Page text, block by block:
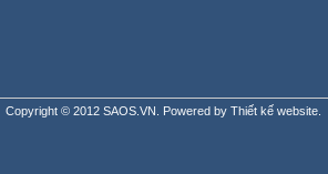
Copyright © 2012 SAOS.VN. Powered by Thiết kế website